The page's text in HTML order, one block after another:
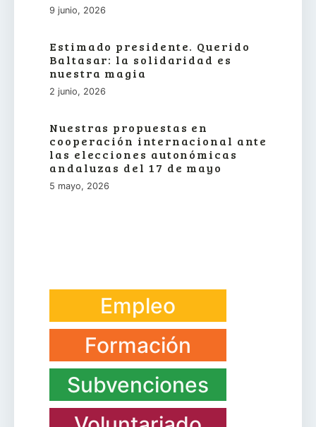
9 junio, 2026
Estimado presidente. Querido
Baltasar: la solidaridad es
nuestra magia
2 junio, 2026
Nuestras propuestas en
cooperación internacional ante
las elecciones autonómicas
andaluzas del 17 de mayo
5 mayo, 2026
Empleo
Formación
Subvenciones